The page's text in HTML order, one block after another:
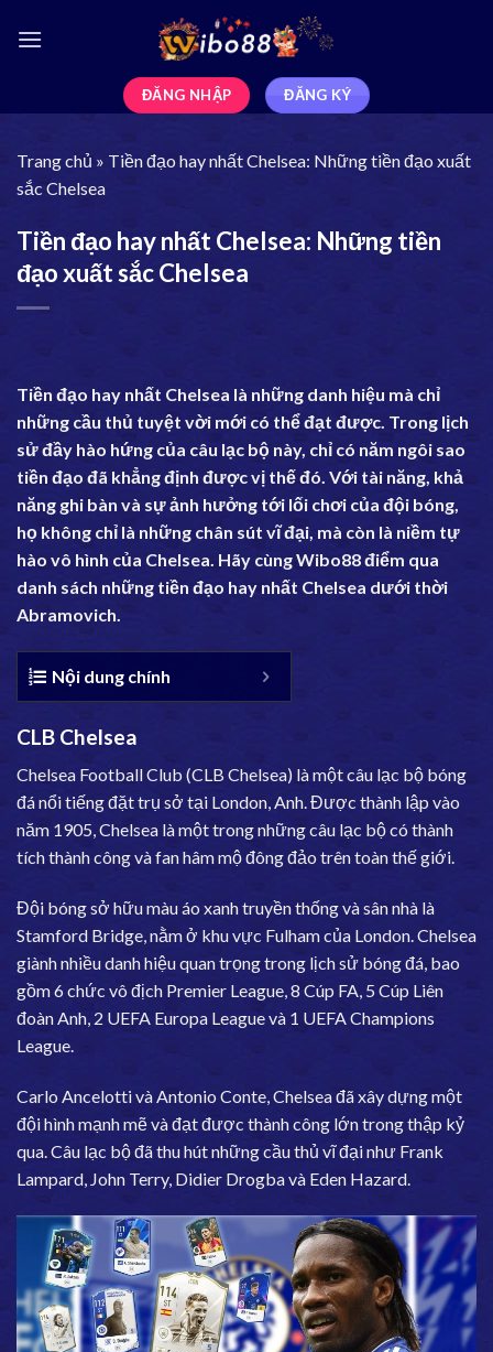
ĐĂNG NHẬP ĐĂNG KÝ
Trang chủ » Tiền đạo hay nhất Chelsea: Những tiền đạo xuất
sắc Chelsea
Tiền đạo hay nhất Chelsea: Những tiền
đạo xuất sắc Chelsea
Tiền đạo hay nhất Chelsea là những danh hiệu mà chỉ
những cầu thủ tuyệt vời mới có thể đạt được. Trong lịch
sử đầy hào hứng của câu lạc bộ này, chỉ có năm ngôi sao
tiền đạo đã khẳng định được vị thế đó. Với tài năng, khả
năng ghi bàn và sự ảnh hưởng tới lối chơi của đội bóng,
họ không chỉ là những chân sút vĩ đại, mà còn là niềm tự
hào vô hình của Chelsea. Hãy cùngWibo88điểm qua
danh sách những tiền đạo hay nhất Chelsea dưới thời
Abramovich.
Nội dung chính
CLB Chelsea
Chelsea Football Club (CLB Chelsea) là một câu lạc bộ bóng
đá nổi tiếng đặt trụ sở tại London, Anh. Được thành lập vào
năm 1905, Chelsea là một trong những câu lạc bộ có thành
tích thành công và fan hâm mộ đông đảo trên toàn thế giới.
Đội bóng sở hữu màu áo xanh truyền thống và sân nhà là
Stamford Bridge, nằm ở khu vực Fulham của London. Chelsea
giành nhiều danh hiệu quan trọng trong lịch sử bóng đá, bao
gồm 6 chức vô địch Premier League, 8 Cúp FA, 5 Cúp Liên
đoàn Anh, 2 UEFA Europa League và 1 UEFA Champions
League.
Carlo Ancelotti và Antonio Conte, Chelsea đã xây dựng một
đội hình mạnh mẽ và đạt được thành công lớn trong thập kỷ
qua. Câu lạc bộ đã thu hút những cầu thủ vĩ đại như Frank
Lampard, John Terry, Didier Drogba và Eden Hazard.